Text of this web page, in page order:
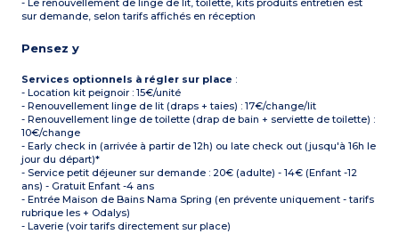
- Le renouvellement de linge de lit, toilette, kits produits entretien est
sur demande, selon tarifs affichés en réception
Pensez y
Services optionnels à régler sur place :
- Location kit peignoir : 15€/unité
- Renouvellement linge de lit (draps + taies) : 17€/change/lit
- Renouvellement linge de toilette (drap de bain + serviette de toilette) :
10€/change
- Early check in (arrivée à partir de 12h) ou late check out (jusqu'à 16h le
jour du départ)*
- Service petit déjeuner sur demande : 20€ (adulte) - 14€ (Enfant -12
ans) - Gratuit Enfant -4 ans
- Entrée Maison de Bains Nama Spring (en prévente uniquement - tarifs
rubrique les + Odalys)
- Laverie (voir tarifs directement sur place)